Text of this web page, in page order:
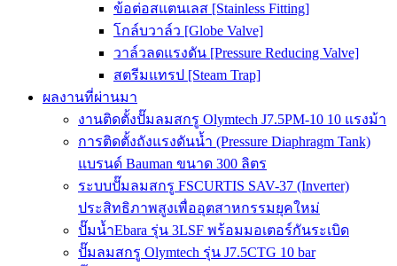
ข้อต่อสแตนเลส [Stainless Fitting]
โกล์บวาล์ว [Globe Valve]
วาล์วลดแรงดัน [Pressure Reducing Valve]
สตรีมแทรป [Steam Trap]
ผลงานที่ผ่านมา
งานติดตั้งปั๊มลมสกรู Olymtech J7.5PM-10 10 แรงม้า
การติดตั้งถังแรงดันน้ำ (Pressure Diaphragm Tank)
แบรนด์ Bauman ขนาด 300 ลิตร
ระบบปั๊มลมสกรู FSCURTIS SAV-37 (Inverter)
ประสิทธิภาพสูงเพื่ออุตสาหกรรมยุคใหม่
ปั๊มน้ำEbara รุ่น 3LSF พร้อมมอเตอร์กันระเบิด
ปั๊มลมสกรู Olymtech รุ่น J7.5CTG 10 bar